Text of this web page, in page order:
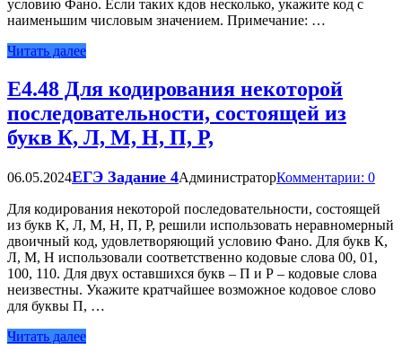
условию Фано. Если таких кдов несколько, укажите код с
наименьшим числовым значением. Примечание: …
Читать далее
Е4.48 Для кодирования некоторой
последовательности, состоящей из
букв К, Л, М, Н, П, Р,
06.05.2024ЕГЭ Задание 4АдминистраторКомментарии: 0
Для кодирования некоторой последовательности, состоящей
из букв К, Л, М, Н, П, Р, решили использовать неравномерный
двоичный код, удовлетворяющий условию Фано. Для букв К,
Л, М, Н использовали соответственно кодовые слова 00, 01,
100, 110. Для двух оставшихся букв – П и Р – кодовые слова
неизвестны. Укажите кратчайшее возможное кодовое слово
для буквы П, …
Читать далее